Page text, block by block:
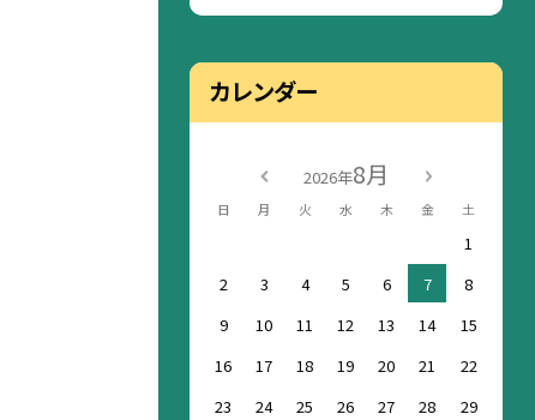
カレンダー
2026年8月
日 月 火 水 木 金 土
1
2
3 4 5 6 7
8
9
10 11 12 13 14
15
16
17 18 19 20 21
22
23
24 25 26 27 28
29